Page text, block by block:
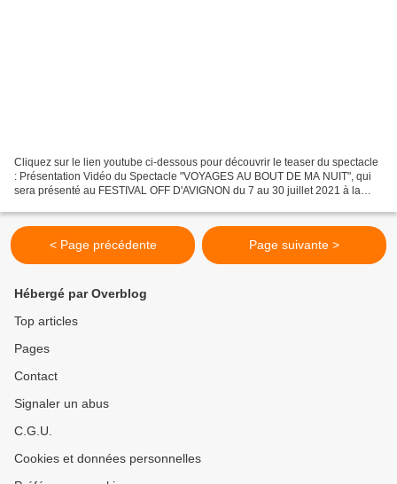
Cliquez sur le lien youtube ci-dessous pour découvrir le teaser du spectacle
: Présentation Vidéo du Spectacle "VOYAGES AU BOUT DE MA NUIT", qui
sera présenté au FESTIVAL OFF D'AVIGNON du 7 au 30 juillet 2021 à la
< Page précédente Page suivante >
Hébergé par Overblog
Top articles
Pages
Contact
Signaler un abus
C.G.U.
Cookies et données personnelles